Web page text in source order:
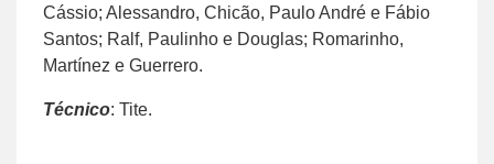
Cássio; Alessandro, Chicão, Paulo André e Fábio
Santos; Ralf, Paulinho e Douglas; Romarinho,
Martínez e Guerrero.
Técnico: Tite.